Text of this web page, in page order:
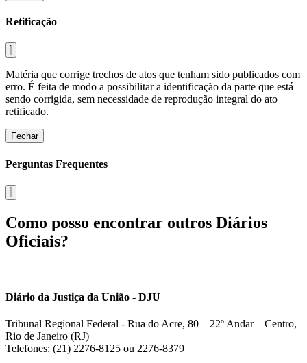
Retificação
Matéria que corrige trechos de atos que tenham sido publicados com
erro. É feita de modo a possibilitar a identificação da parte que está
sendo corrigida, sem necessidade de reprodução integral do ato
retificado.
Fechar
Perguntas Frequentes
Como posso encontrar outros Diários
Oficiais?
Diário da Justiça da União - DJU
Tribunal Regional Federal - Rua do Acre, 80 – 22º Andar – Centro,
Rio de Janeiro (RJ)
Telefones: (21) 2276-8125 ou 2276-8379